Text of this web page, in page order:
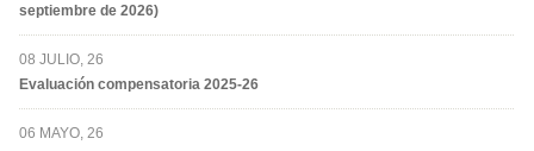
septiembre de 2026)
08 JULIO, 26
Evaluación compensatoria 2025-26
06 MAYO, 26